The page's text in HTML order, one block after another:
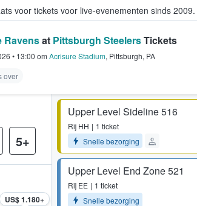
voor tickets voor live-evenementen sinds 2009.
waar fans tickets kopen en
Ravensat Pittsburgh SteelersTickets
• 13:00 om Acrisure Stadium, Pittsburgh, PA
over
Upper Level Sideline 516
Rij HH
1 ticket
Snelle bezorging
Upper Level End Zone 521
Rij EE
1 ticket
Snelle bezorging
5+
US$ 1.180